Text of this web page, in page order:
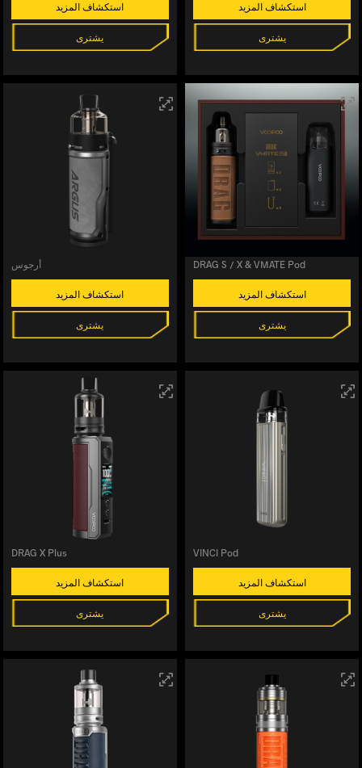
استكشاف المزيد
يشترى
استكشاف المزيد
يشترى
أرجوس
استكشاف المزيد
يشترى
DRAG S / X & VMATE Pod
استكشاف المزيد
يشترى
DRAG X Plus
استكشاف المزيد
يشترى
VINCI Pod
استكشاف المزيد
يشترى